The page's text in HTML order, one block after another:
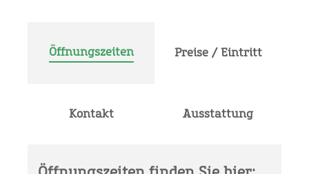
Öffnungszeiten Preise / Eintritt
Kontakt Ausstattung